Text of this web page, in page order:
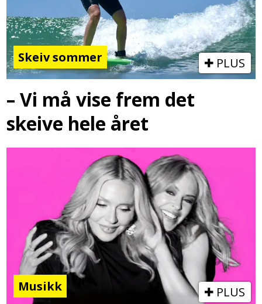
Skeiv sommer PLUS
– Vi må vise frem det
skeive hele året
Musikk PLUS